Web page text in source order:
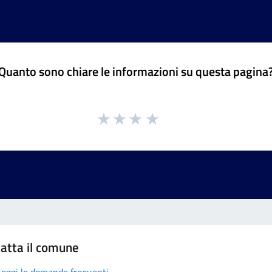
sono chiare le informazioni su questa
il comune